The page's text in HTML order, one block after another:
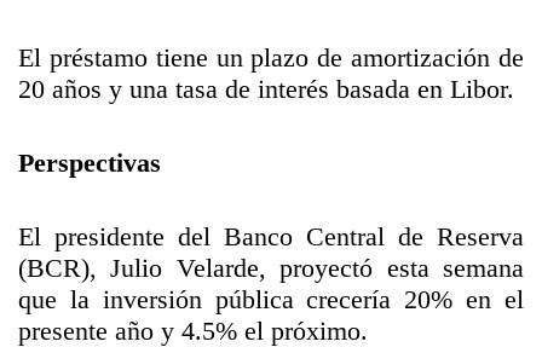
El préstamo tiene un plazo de amortización de
20 años y una tasa de interés basada en Libor.
Perspectivas
El presidente del Banco Central de Reserva
(BCR), Julio Velarde, proyectó esta semana
que la inversión pública crecería 20% en el
presente año y 4.5% el próximo.